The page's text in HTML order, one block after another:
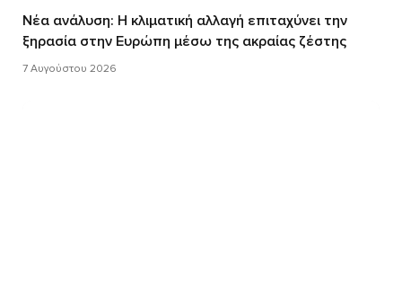
Νέα ανάλυση: Η κλιματική αλλαγή επιταχύνει την
ξηρασία στην Ευρώπη μέσω της ακραίας ζέστης
7 Αυγούστου 2026